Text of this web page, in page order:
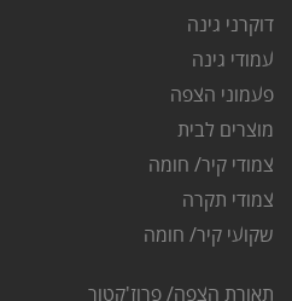
דוקרני גינה
עמודי גינה
פעמוני הצפה
מוצרים לבית
צמודי קיר/ חומה
צמודי תקרה
שקועי קיר/ חומה
תאורת הצפה/ פרוז'קטור